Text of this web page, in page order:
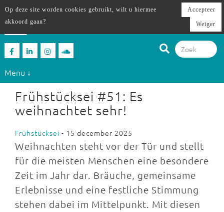
Menu ↓
Frühstücksei #51: Es
weihnachtet sehr!
Frühstücksei - 15 december 2025
Weihnachten steht vor der Tür und stellt
für die meisten Menschen eine besondere
Zeit im Jahr dar. Bräuche, gemeinsame
Erlebnisse und eine festliche Stimmung
stehen dabei im Mittelpunkt. Mit diesen
Op deze site worden cookies gebruikt, wilt u hiermee
akkoord gaan?
Accepteer
Weiger